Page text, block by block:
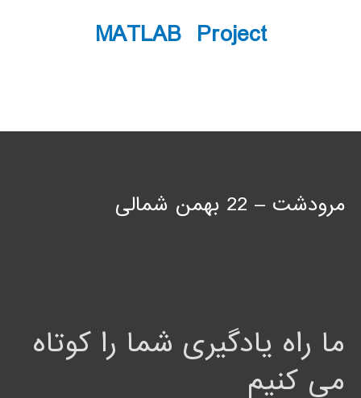
MATLAB Project
مرودشت – 22 بهمن شمالی
ما راه یادگیری شما را کوتاه
می کنیم